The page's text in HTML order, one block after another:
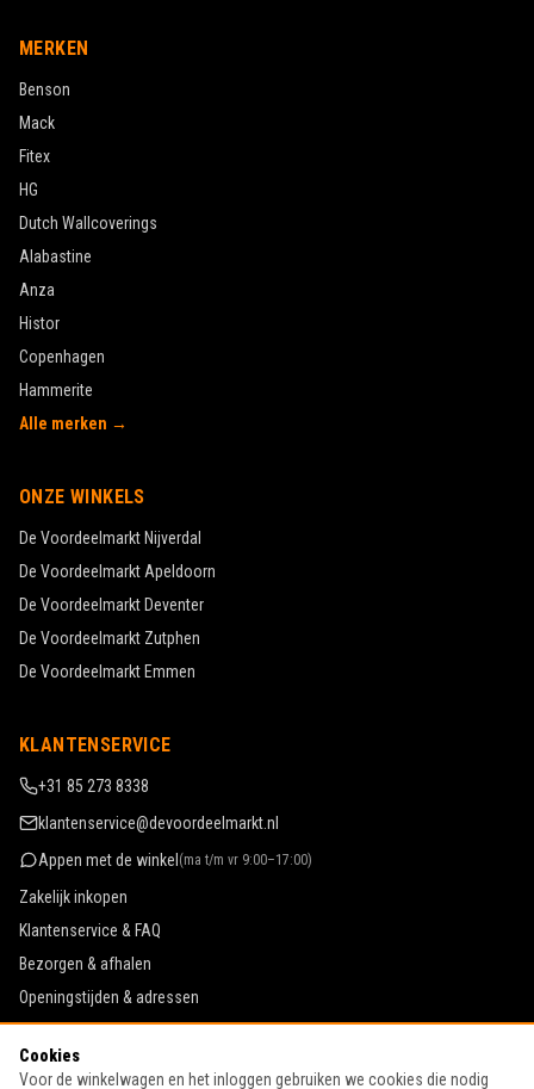
MERKEN
Benson
Mack
Fitex
HG
Dutch Wallcoverings
Alabastine
Anza
Histor
Copenhagen
Hammerite
Alle merken →
ONZE WINKELS
De Voordeelmarkt Nijverdal
De Voordeelmarkt Apeldoorn
De Voordeelmarkt Deventer
De Voordeelmarkt Zutphen
De Voordeelmarkt Emmen
KLANTENSERVICE
+31 85 273 8338
klantenservice@devoordeelmarkt.nl
Appen met de winkel (ma t/m vr 9:00–17:00)
Zakelijk inkopen
Klantenservice & FAQ
Bezorgen & afhalen
Openingstijden & adressen
Werken bij De Voordeelmarkt
Algemene voorwaarden
Cookies
Voor de winkelwagen en het inloggen gebruiken we cookies die nodig